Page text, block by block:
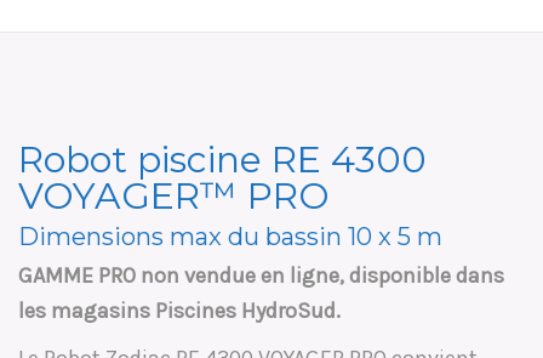
Robot piscine RE 4300
VOYAGER™ PRO
Dimensions max du bassin 10 x 5 m
GAMME PRO non vendue en ligne, disponible dans
les magasins Piscines HydroSud.